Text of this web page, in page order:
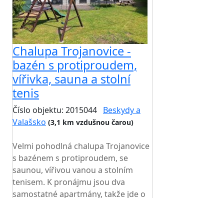
Chalupa Trojanovice -
bazén s protiproudem,
vířivka, sauna a stolní
tenis
Číslo objektu: 2015044 Beskydy a
Valašsko (3,1 km vzdušnou čarou)
Velmi pohodlná chalupa Trojanovice
s bazénem s protiproudem, se
saunou, vířivou vanou a stolním
tenisem. K pronájmu jsou dva
samostatné apartmány, takže jde o